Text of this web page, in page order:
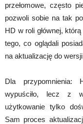
przełomowe, często
pozwoli sobie na tak
HD w roli głównej,
tego, co oglądali
na aktualizację do
Dla przypomnienia:
wypuściło, lecz z
użytkowanie tylko
Sam proces